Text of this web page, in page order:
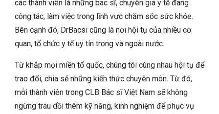
NHA KHOA
các thành viên là những bác sĩ, chuyên gia y tế đang
công tác, làm việc trong lĩnh vực chăm sóc sức khỏe.
Bên cạnh đó, DrBacsi cũng là nơi hội tụ của nhiều cơ
quan, tổ chức y tế uy tín trong và ngoài nước.
Từ khắp mọi miền tổ quốc, chúng tôi cùng nhau hội tụ để
trao đổi, chia sẻ những kiến thức chuyên môn. Từ đó,
mỗi thành viên trong CLB Bác sĩ Việt Nam sẽ không
ngừng trau dồi thêm kỹ năng, kinh nghiệm để phục vụ